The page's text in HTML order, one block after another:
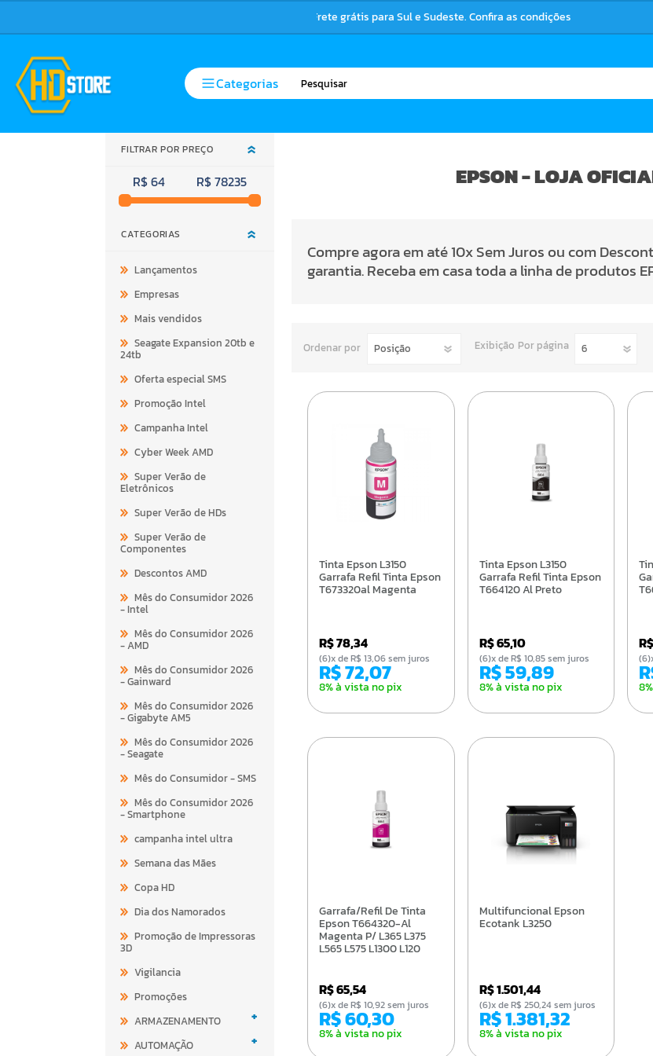
Frete grátis para Sul e Sudeste. Confira as condições
Categorias
FILTRAR POR PREÇO
R$ 64 R$ 78235
CATEGORIAS
Lançamentos
Empresas
Mais vendidos
Seagate Expansion 20tb e
24tb
Oferta especial SMS
Promoção Intel
Campanha Intel
Cyber Week AMD
Super Verão de
Eletrônicos
Super Verão de HDs
Super Verão de
Componentes
Descontos AMD
Mês do Consumidor 2026
- Intel
Mês do Consumidor 2026
- AMD
Mês do Consumidor 2026
- Gainward
Mês do Consumidor 2026
- Gigabyte AM5
Mês do Consumidor 2026
- Seagate
Mês do Consumidor - SMS
Mês do Consumidor 2026
- Smartphone
campanha intel ultra
Semana das Mães
Copa HD
Dia dos Namorados
Promoção de Impressoras
3D
Vigilancia
Promoções
ARMAZENAMENTO
+
AUTOMAÇÃO +
EPSON - LOJA
Compre agora em até 10x Sem Juros ou com
garantia. Receba em casa toda a linha de produtos
Ordenar por Exibição Por página
Tinta Epson L3150
Garrafa Refil Tinta Epson
T673320al Magenta
R$ 78,34
R$ 72,07
8% à vista no pix
(6)x de R$ 13,06 sem juros
Tinta Epson L3150
Garrafa Refil Tinta Epson
T664120 Al Preto
R$ 65,10
R$ 59,89
8% à vista no pix
(6)x de R$ 10,85 sem juros
Tinta Epson L3150
Garrafa/Refil De Tinta
Epson T664320-Al
Magenta P/ L365 L375
L565 L575 L1300 L120
R$ 65,54
R$ 60,30
8% à vista no pix
(6)x de R$ 10,92 sem juros
Multifuncional Epson
Ecotank L3250
R$ 1.501,44
R$ 1.381,32
8% à vista no pix
(6)x de R$ 250,24 sem juros